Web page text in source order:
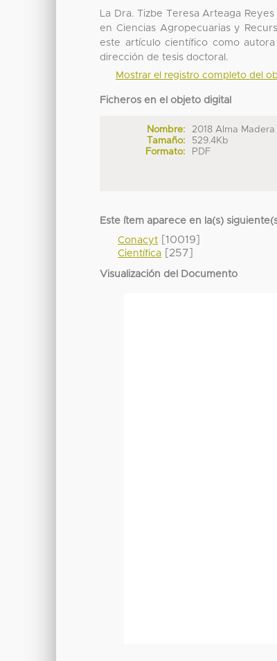
La Dra. Tizbe Teresa Arteaga
en Ciencias Agropecuarias y
este artículo científico como
dirección de tesis doctoral.
Mostrar el registro completo del
Ficheros en el objeto digital
Nombre:
2018 Alma Madera
Tamaño:
529.4Kb
Formato:
PDF
Este ítem aparece en la(s)
Conacyt [10019]
Científica [257]
Visualización del Documento